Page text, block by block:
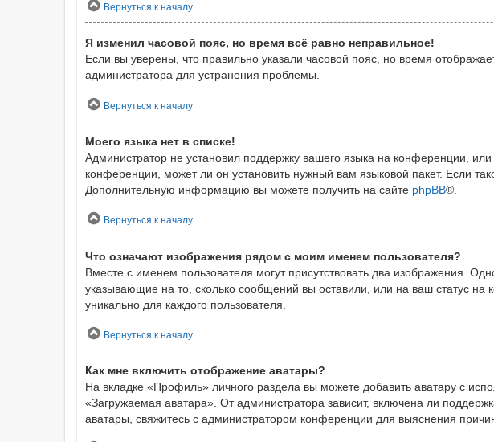
Вернуться к началу
Я изменил часовой пояс, но время всё равно неправильное!
Если вы уверены, что правильно указали часовой пояс, но время
администратора для устранения проблемы.
Вернуться к началу
Моего языка нет в списке!
Администратор не установил поддержку вашего языка на конференции,
конференции, может ли он установить нужный вам языковой пакет. Если
Дополнительную информацию вы можете получить на сайте phpBB®.
Вернуться к началу
Что означают изображения рядом с моим именем пользователя?
Вместе с именем пользователя могут присутствовать два изображения.
указывающие на то, сколько сообщений вы оставили, или на ваш статус
уникально для каждого пользователя.
Вернуться к началу
Как мне включить отображение аватары?
На вкладке «Профиль» личного раздела вы можете добавить аватару с
«Загружаемая аватара». От администратора зависит, включена ли
аватары, свяжитесь с администратором конференции для выяснения